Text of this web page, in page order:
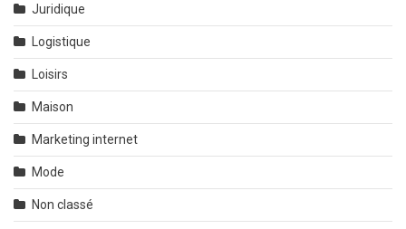
Juridique
Logistique
Loisirs
Maison
Marketing internet
Mode
Non classé